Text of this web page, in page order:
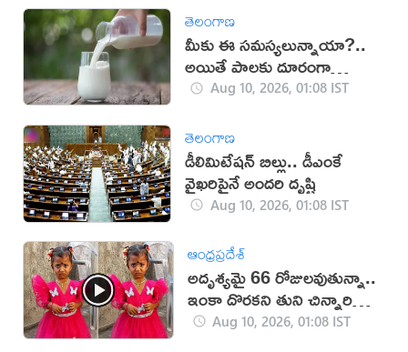
తెలంగాణ
మీకు ఈ సమస్యలున్నాయా?..
అయితే పాలకు దూరంగా
ఉండాల్సిందే!
Aug 10, 2026, 01:08 IST
తెలంగాణ
డీలిమిటేషన్ బిల్లు.. డీఎంకే
వైఖరిపైనే అందరి దృష్టి
Aug 10, 2026, 01:08 IST
ఆంధ్రప్రదేశ్
అదృశ్యమై 66 రోజులవుతున్నా..
ఇంకా దొరకని తుని చిన్నారి
ఆచూకీ (VIDEO)
Aug 10, 2026, 01:08 IST